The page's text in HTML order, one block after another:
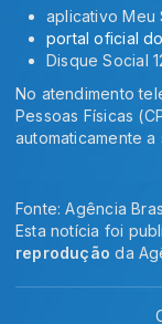
aplicativo Meu
portal oficial
Disque Social
No atendimento
Pessoas Físicas
automaticamente
Fonte: Agência
Esta notícia foi
reprodução da